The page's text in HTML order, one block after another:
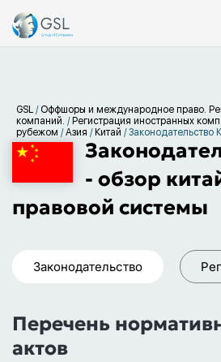
GSL / Оффшоры и международное право.
компаний. / Регистрация иностранных
рубежом /Азия / Китай /Законодательство
- обзор
правовой системы
Законодательство
Перечень
актов